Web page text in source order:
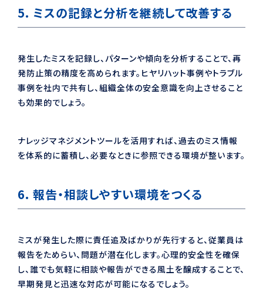
5. ミスの記録と分析を継続して改善する
発生したミスを記録し、パターンや傾向を分析することで、再
発防止策の精度を高められます。ヒヤリハット事例やトラブル
事例を社内で共有し、組織全体の安全意識を向上させること
も効果的でしょう。
ナレッジマネジメントツールを活用すれば、過去のミス情報
を体系的に蓄積し、必要なときに参照できる環境が整います。
6. 報告・相談しやすい環境をつくる
ミスが発生した際に責任追及ばかりが先行すると、従業員は
報告をためらい、問題が潜在化します。心理的安全性を確保
し、誰でも気軽に相談や報告ができる風土を醸成することで、
早期発見と迅速な対応が可能になるでしょう。